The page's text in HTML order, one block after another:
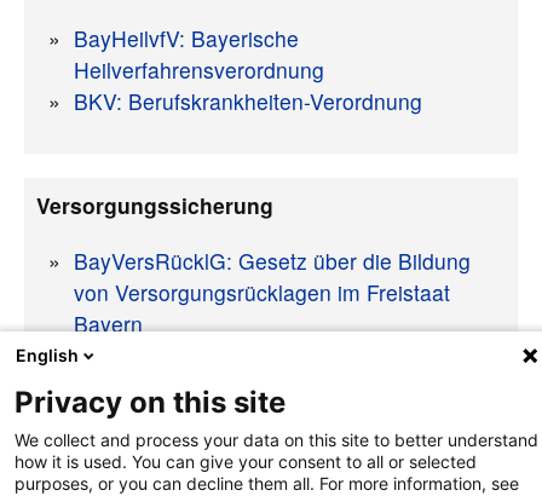
BayHeilvfV: Bayerische
Heilverfahrensverordnung
BKV: Berufskrankheiten-Verordnung
Versorgungssicherung
BayVersRücklG: Gesetz über die Bildung
von Versorgungsrücklagen im Freistaat
Bayern
nach oben
English
Privacy on this site
We collect and process your data on this site to better understand
how it is used. You can give your consent to all or selected
purposes, or you can decline them all. For more information, see